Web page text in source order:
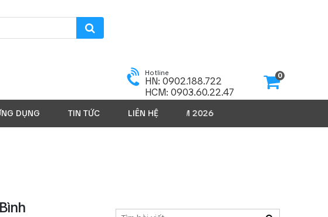
Hotline
HN: 0902.188.722
HCM: 0903.60.22.47
0
DỤNG TIN TỨC LIÊN HỆ SẢN PHẨM 2026